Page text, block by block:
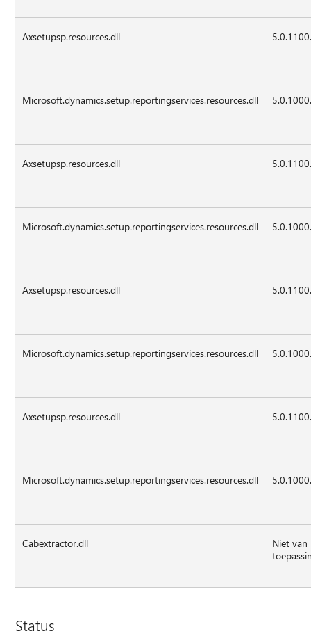
Axsetupsp.resources.dll
Microsoft.dynamics.setup.reportingservices.resources.dll
Axsetupsp.resources.dll
Microsoft.dynamics.setup.reportingservices.resources.dll
Axsetupsp.resources.dll
Microsoft.dynamics.setup.reportingservices.resources.dll
Axsetupsp.resources.dll
Microsoft.dynamics.setup.reportingservices.resources.dll
Cabextractor.dll
Niet van
Status